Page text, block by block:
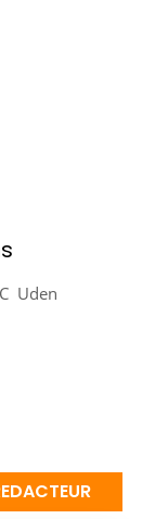
Uden